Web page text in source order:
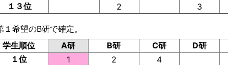
１３位
2 3
希望のB研で確定。
学生順位
A研 B研 C研 D研
１位
1 2 4